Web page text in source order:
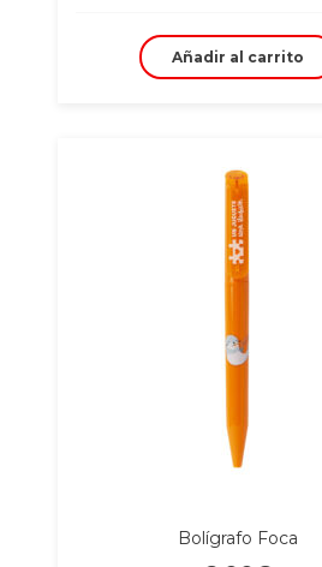
Añadir al carrito
Bolígrafo Foca